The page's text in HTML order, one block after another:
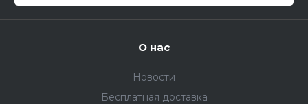
О нас
Новости
Бесплатная доставка